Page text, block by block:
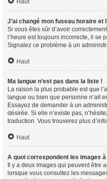
Haut
J’ai changé mon fuseau horaire
Si vous êtes sûr d’avoir
l’heure est toujours incorrecte, il se
Signalez ce problème à un
Haut
Ma langue n’est pas dans la liste !
La raison la plus probable est que
langue ou bien que personne n’ait
Essayez de demander à un
désirée. Si elle n’existe pas,
traduction. Vous trouverez plus
Haut
A quoi correspondent les images
Il y a deux images qui peuvent être
lorsque vous consultez les